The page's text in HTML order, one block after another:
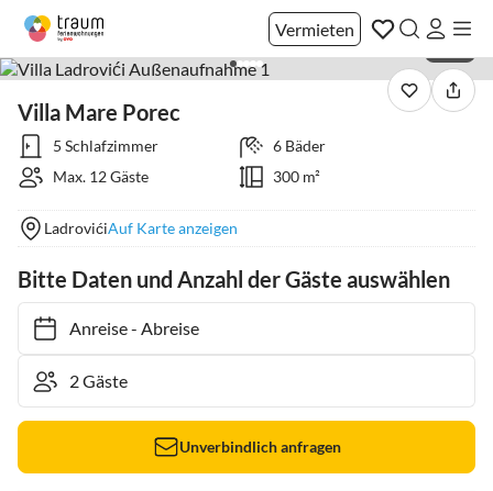
Vermieten
Villa Mare Porec
5 Schlafzimmer
6 Bäder
Max. 12 Gäste
300 m²
LadrovićiAuf Karte anzeigen
Bitte Daten und Anzahl der Gäste auswählen
Anreise- Abreise
Unverbindlich anfragen